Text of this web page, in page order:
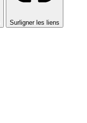
Surligner les liens